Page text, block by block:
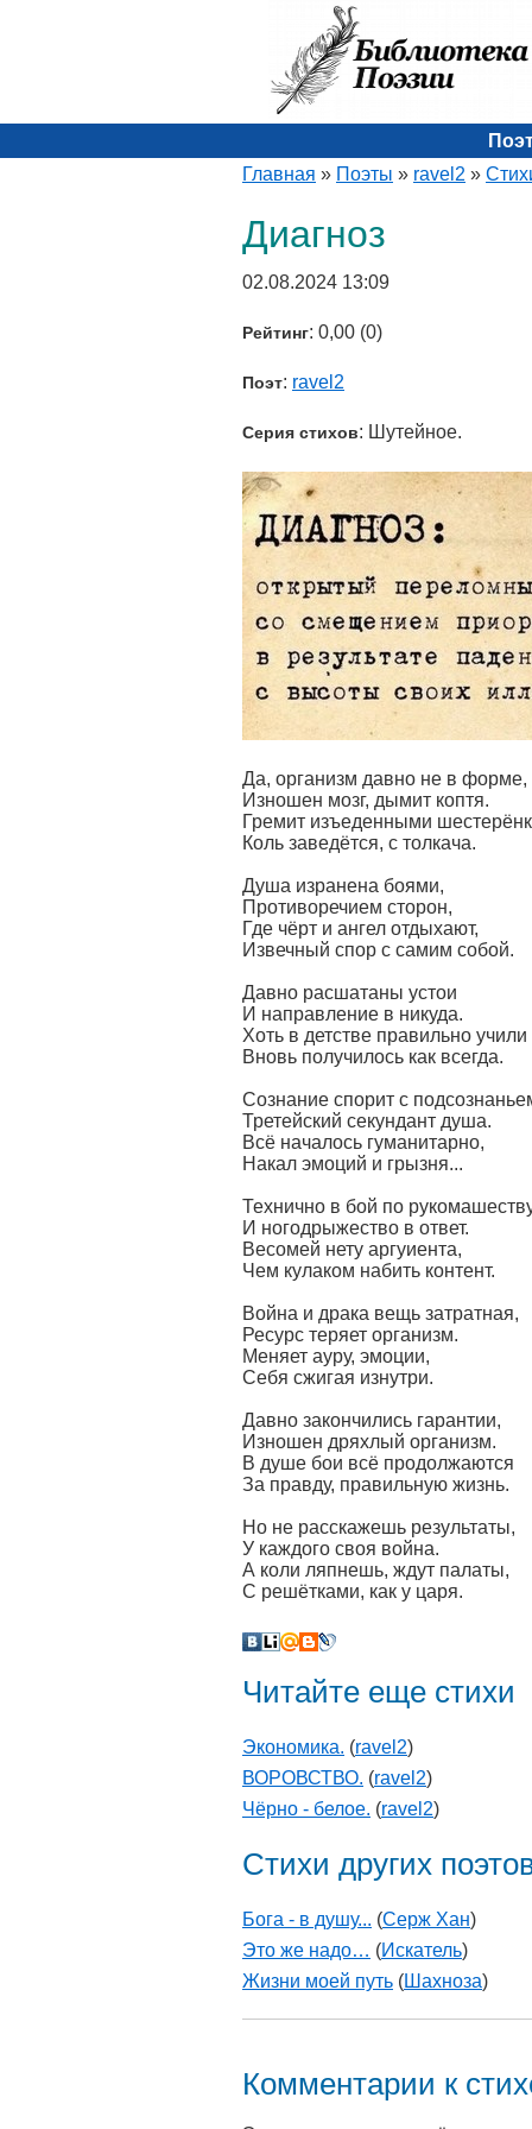
Главная » Поэты » ravel2 »
Диагноз
02.08.2024 13:09
Рейтинг: 0,00 (0)
Поэт: ravel2
Серия стихов: Шутейное.
Да, организм давно не в форме,
Изношен мозг, дымит коптя.
Гремит изъеденными
Коль заведётся, с толкача.
Душа изранена боями,
Противоречием сторон,
Где чёрт и ангел отдыхают,
Извечный спор с самим собой.
Давно расшатаны устои
И направление в никуда.
Хоть в детстве правильно учили
Вновь получилось как всегда.
Сознание спорит с
Третейский секундант душа.
Всё началось гуманитарно,
Накал эмоций и грызня...
Технично в бой по
И ногодрыжество в ответ.
Весомей нету аргуиента,
Чем кулаком набить контент.
Война и драка вещь затратная,
Ресурс теряет организм.
Меняет ауру, эмоции,
Себя сжигая изнутри.
Давно закончились гарантии,
Изношен дряхлый организм.
В душе бои всё продолжаются
За правду, правильную жизнь.
Но не расскажешь результаты,
У каждого своя война.
А коли ляпнешь, ждут палаты,
С решётками, как у царя.
Читайте еще стихи
Экономика. (ravel2)
ВОРОВСТВО. (ravel2)
Чёрно - белое. (ravel2)
Стихи других
Бога - в душу... (Серж Хан)
Это же надо… (Искатель)
Жизни моей путь (Шахноза)
Комментарии к